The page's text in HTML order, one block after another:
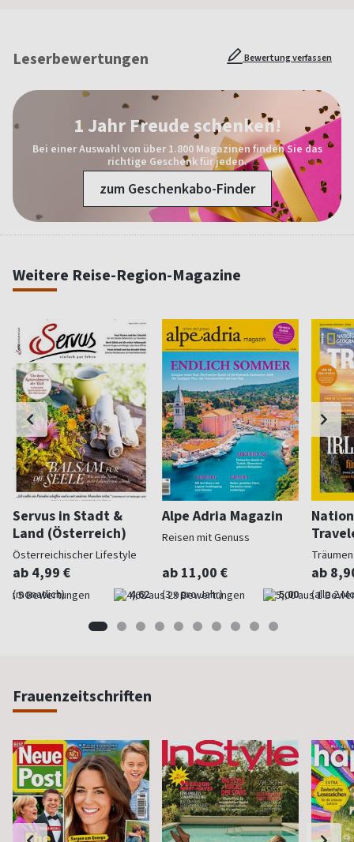
Leserbewertungen Bewertung verfassen
1 Jahr Freude schenken!
Bei einer Auswahl von über 1.800 Magazinen finden Sie das
richtige Geschenk für jeden.
zum Geschenkabo-Finder
Weitere Reise-Region-Magazine
Servus in Stadt &
Land (Österreich)
Österreichischer Lifestyle
ab 4,99 €
(monatlich) 4,62
Alpe Adria Magazin
Reisen mit Genuss
ab 11,00 €
(3 x pro Jahr) 5,00
ab
(alle 2
Frauenzeitschriften